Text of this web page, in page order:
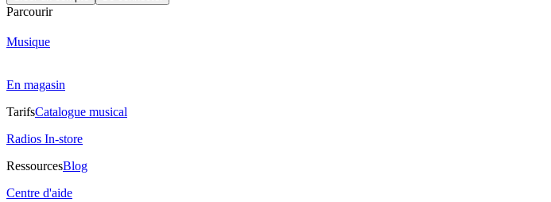
Parcourir
Musique
En magasin
TarifsCatalogue musical
Radios In-store
RessourcesBlog
Centre d'aide